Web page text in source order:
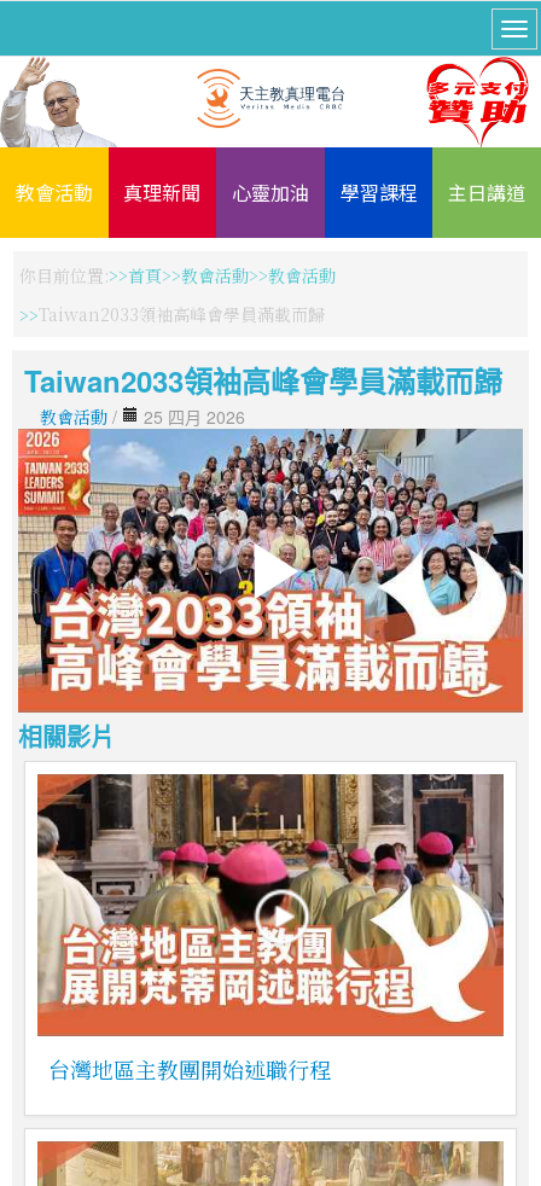
教會活動 真理新聞 心靈加油 學習課程 主日講道
你目前位置: 首頁 教會活動
教會活動
Taiwan2033領袖高峰會學員滿載而歸
Taiwan2033領袖高峰會學員滿載而歸
教會活動 / 25 四月 2026
相關影片
台灣地區主教團開始述職行程